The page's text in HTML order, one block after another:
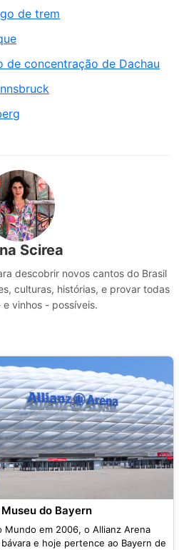
de trem
de concentração de Dachau
Scirea
descobrir novos cantos do Brasil
culturas, histórias, e provar todas
vinhos - possíveis.
do Bayern
Mundo em 2006, o Allianz Arena
e hoje pertence ao Bayern de